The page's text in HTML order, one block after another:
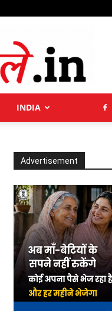
INDIA
Advertisement